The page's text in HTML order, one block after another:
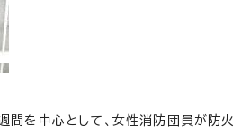
間を中心として、女性消防団員が防火